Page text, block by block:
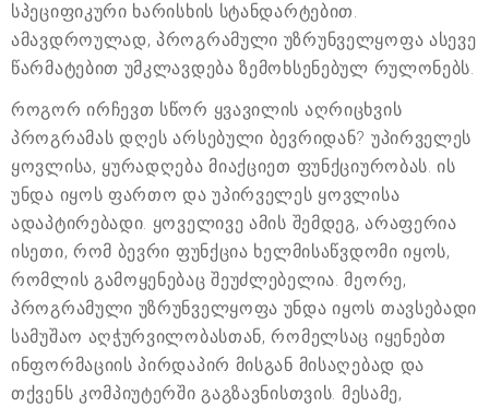
სპეციფიკური ხარისხის სტანდარტებით.
ამავდროულად, პროგრამული უზრუნველყოფა ასევე
წარმატებით უმკლავდება ზემოხსენებულ რულონებს.
როგორ ირჩევთ სწორ ყვავილის აღრიცხვის
პროგრამას დღეს არსებული ბევრიდან? უპირველეს
ყოვლისა, ყურადღება მიაქციეთ ფუნქციურობას. ის
უნდა იყოს ფართო და უპირველეს ყოვლისა
ადაპტირებადი. ყოველივე ამის შემდეგ, არაფერია
ისეთი, რომ ბევრი ფუნქცია ხელმისაწვდომი იყოს,
რომლის გამოყენებაც შეუძლებელია. მეორე,
პროგრამული უზრუნველყოფა უნდა იყოს თავსებადი
სამუშაო აღჭურვილობასთან, რომელსაც იყენებთ
ინფორმაციის პირდაპირ მისგან მისაღებად და
თქვენს კომპიუტერში გაგზავნისთვის. მესამე,